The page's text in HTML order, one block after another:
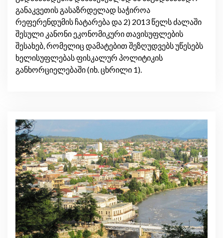
განაკვეთის გასაზრდელად საჭიროა
რეფერენდუმის ჩატარება და 2) 2013 წელს ძალაში
შესული კანონი ეკონომიკური თავისუფლების
შესახებ, რომელიც დამატებით შეზღუდვებს უწესებს
ხელისუფლებას ფისკალურ პოლიტიკის
განხორციელებაში (იხ. ცხრილი 1).